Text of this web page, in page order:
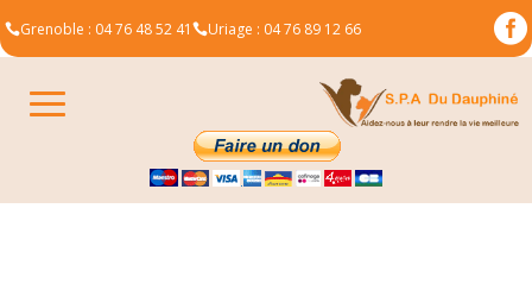
Grenoble : 04 76 48 52 41 Uriage : 04 76 89 12 66 